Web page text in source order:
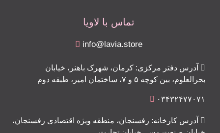
تماس با لاویا
info@lavia.store
آدرس دفتر مرکزی: کرمان، شهرک باهنر، خیابان
بحرالعلوم، بین کوچه ۵ و ۷، ساختمان امیر، طبقه دوم
۰۳۴۳۲۴۷۷۰۷۱
آدرس کارخانه: رفسنجان، منطقه ویژه اقتصادی رفسنجان،